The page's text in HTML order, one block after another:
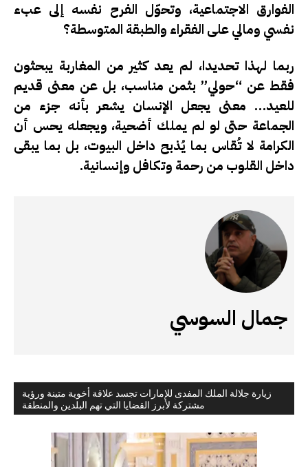
زيارة جلالة الملك المفدى للإمارات تجسد علاقة أخوية متينة ورؤية
مشتركة لأبرز القضايا التي تهم البلدين والمنطقة
الفوارق الاجتماعية، وتحوّل الفرح نفسه إلى عبء
نفسي ومالي على الفقراء والطبقة المتوسطة؟
ربما لهذا تحديدا، لم يعد كثير من المغاربة يبحثون
فقط عن “حولي” بثمن مناسب، بل عن معنى قديم
للعيد… معنى يجعل الإنسان يشعر بأنه جزء من
الجماعة حتى لو لم يملك أضحية، ويجعله يحس أن
الكرامة لا تُقاس بما يُذبح داخل البيوت، بل بما يبقى
داخل القلوب من رحمة وتكافل وإنسانية.
جمال السوسي